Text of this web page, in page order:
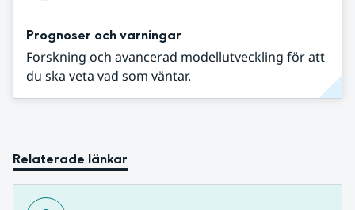
Prognoser och varningar
Forskning och avancerad modellutveckling för att
du ska veta vad som väntar.
Relaterade länkar